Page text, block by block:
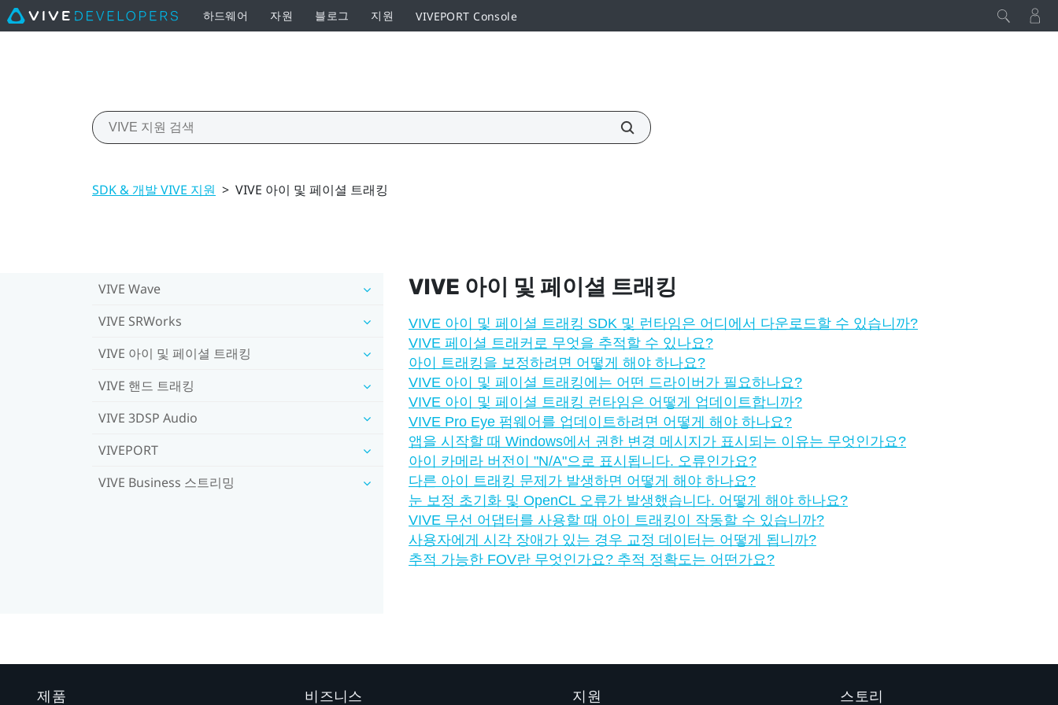
하드웨어 자원 블로그 지원 VIVEPORT Console
SDK & 개발 VIVE 지원 > VIVE 아이 및 페이셜 트래킹
VIVE Wave
VIVE SRWorks
VIVE 아이 및 페이셜 트래킹
VIVE 핸드 트래킹
VIVE 3DSP Audio
VIVEPORT
VIVE Business 스트리밍
VIVE 아이 및 페이셜 트래킹
VIVE 아이 및 페이셜 트래킹 SDK 및 런타임은 어디에서 다운로드할 수 있습니까?
VIVE 페이셜 트래커로 무엇을 추적할 수 있나요?
아이 트래킹을 보정하려면 어떻게 해야 하나요?
VIVE 아이 및 페이셜 트래킹에는 어떤 드라이버가 필요하나요?
VIVE 아이 및 페이셜 트래킹 런타임은 어떻게 업데이트합니까?
VIVE Pro Eye 펌웨어를 업데이트하려면 어떻게 해야 하나요?
앱을 시작할 때 Windows에서 권한 변경 메시지가 표시되는 이유는 무엇인가요?
아이 카메라 버전이 "‍N/A"‍으로 표시됩니다. 오류인가요?
다른 아이 트래킹 문제가 발생하면 어떻게 해야 하나요?
눈 보정 초기화 및 OpenCL 오류가 발생했습니다. 어떻게 해야 하나요?
VIVE 무선 어댑터를 사용할 때 아이 트래킹이 작동할 수 있습니까?
사용자에게 시각 장애가 있는 경우 교정 데이터는 어떻게 됩니까?
추적 가능한 FOV란 무엇인가요? 추적 정확도는 어떤가요?
제품 비즈니스 지원 스토리